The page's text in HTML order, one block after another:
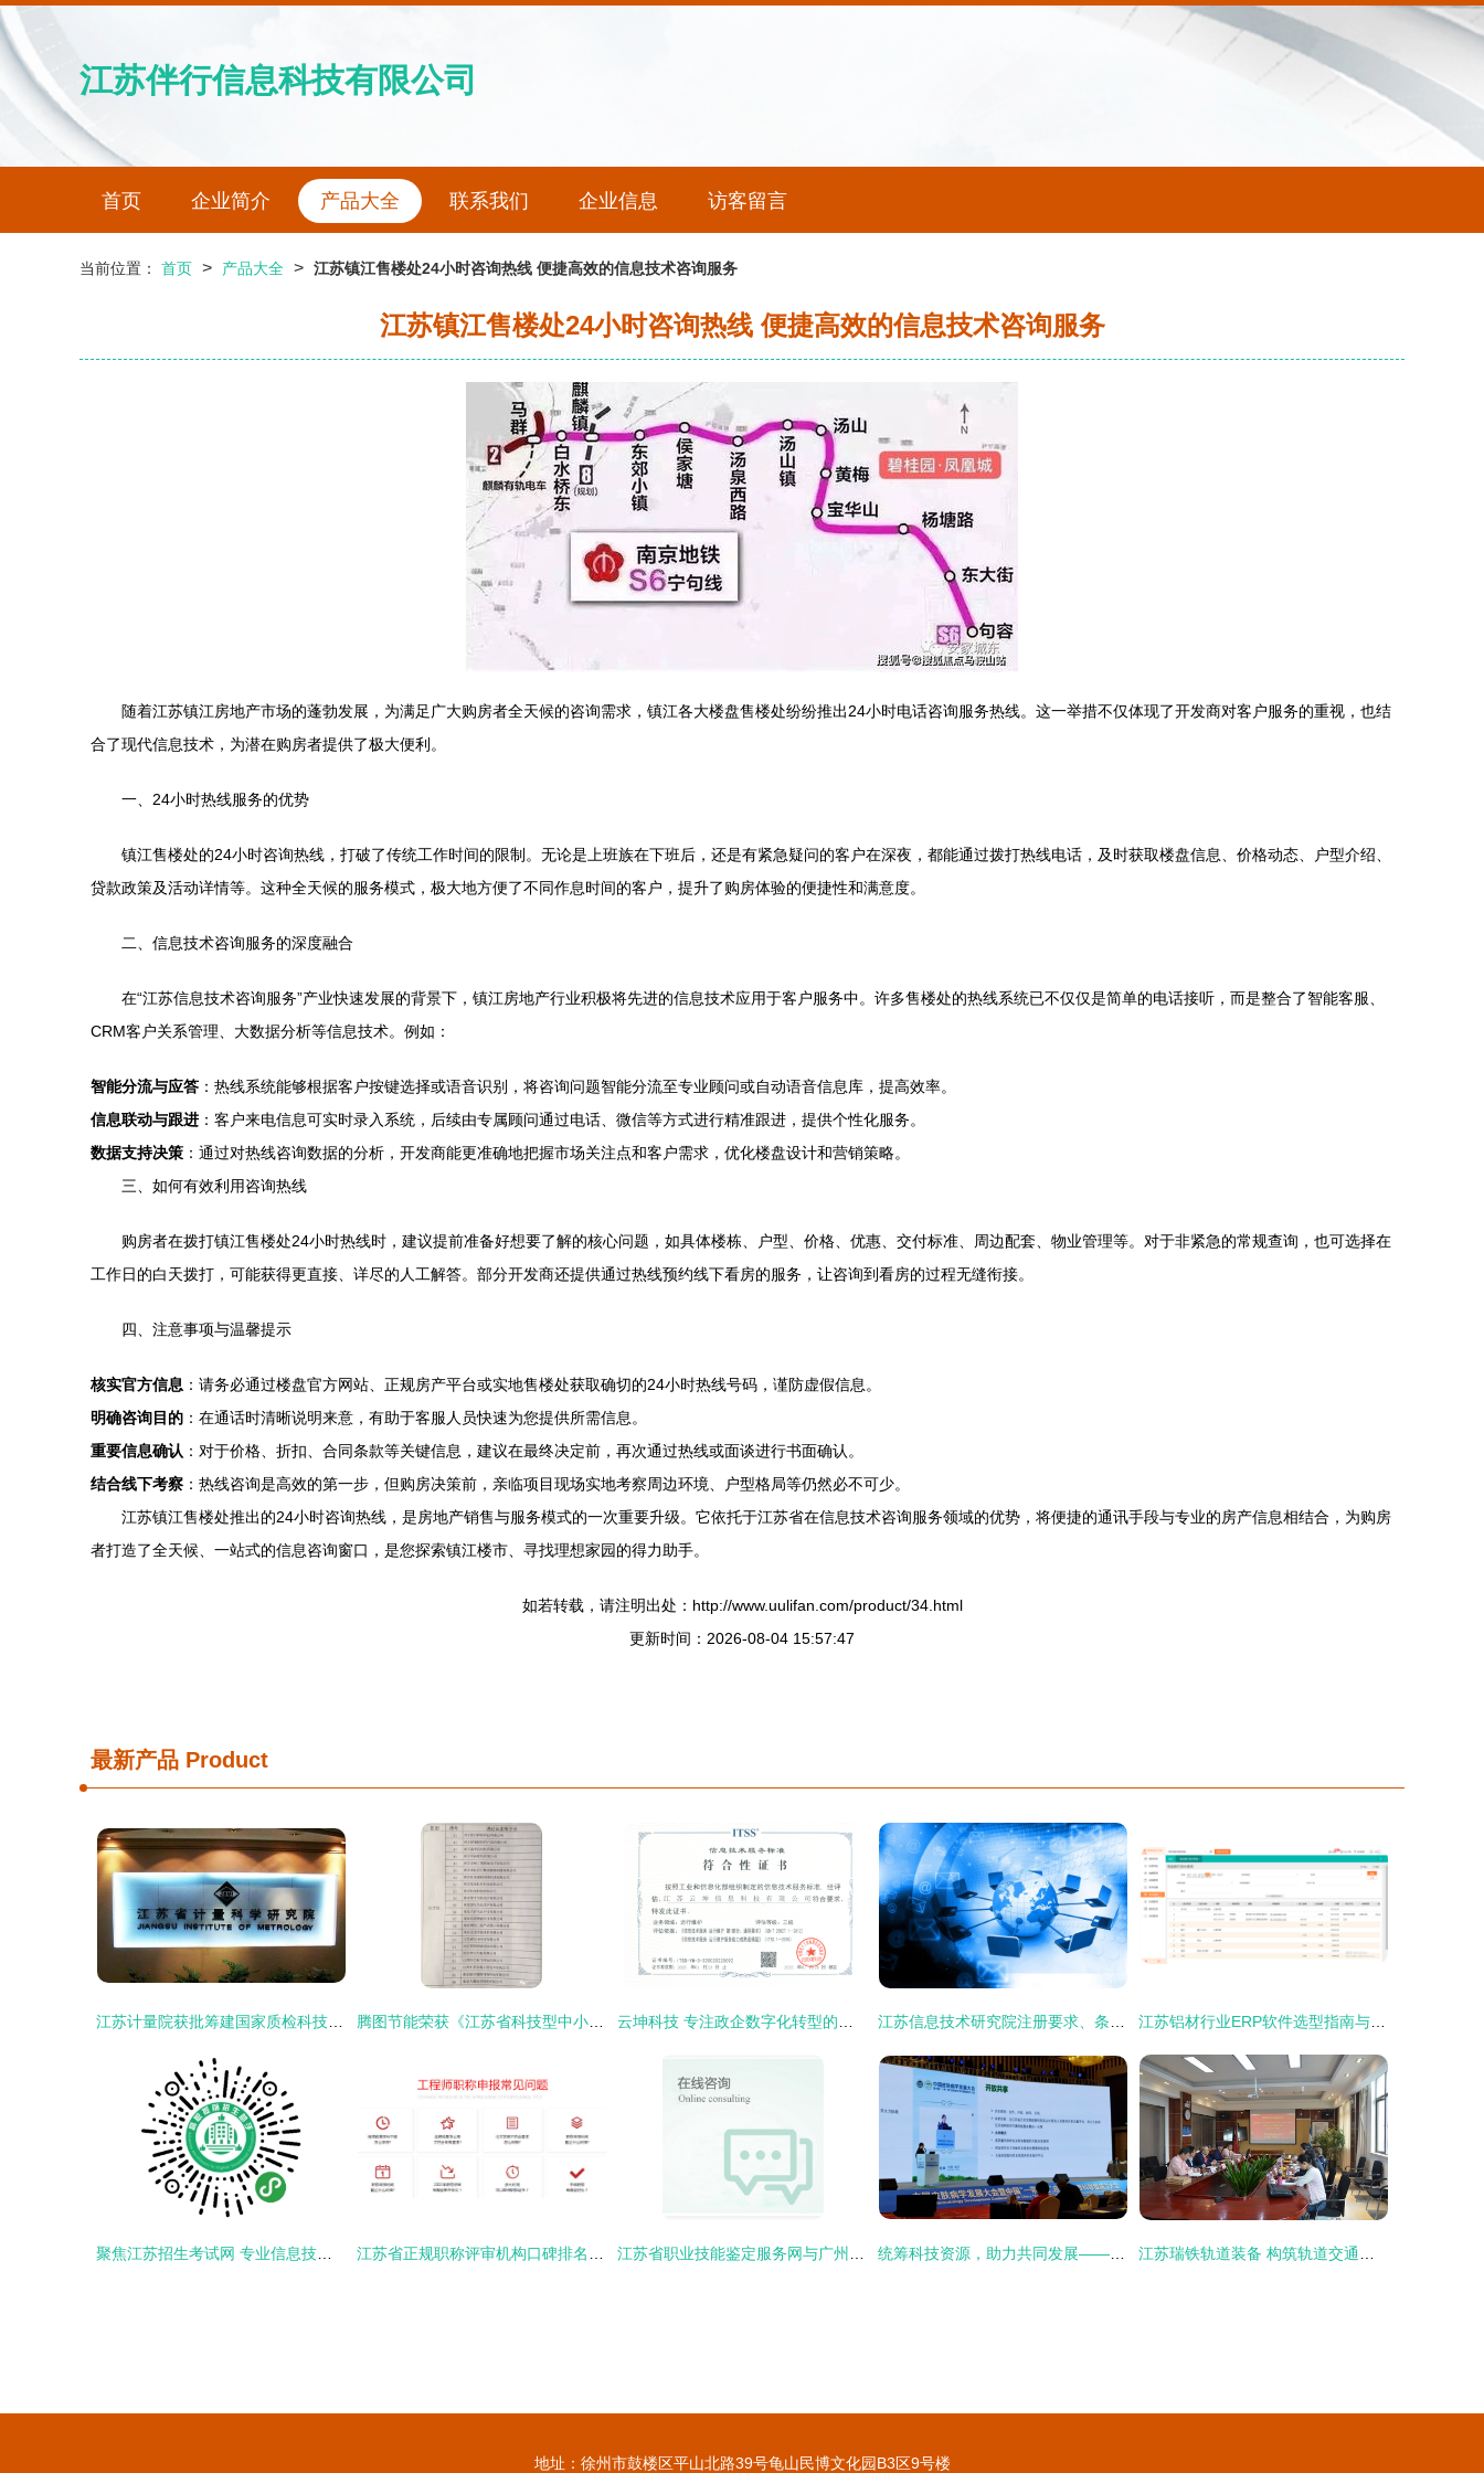
江苏伴行信息科技有限公司
首页 企业简介 产品大全 联系我们 企业信息 访客留言
当前位置： 首页 > 产品大全 > 江苏镇江售楼处24小时咨询热线 便捷高效的信息技术咨询服务
江苏镇江售楼处24小时咨询热线 便捷高效的信息技术咨询服务
随着江苏镇江房地产市场的蓬勃发展，为满足广大购房者全天候的咨询需求，镇江各大楼盘售楼处纷纷推出24小时电话咨询服务热线。这一举措不仅体现了开发商对客户服务的重视，也结
合了现代信息技术，为潜在购房者提供了极大便利。
一、24小时热线服务的优势
镇江售楼处的24小时咨询热线，打破了传统工作时间的限制。无论是上班族在下班后，还是有紧急疑问的客户在深夜，都能通过拨打热线电话，及时获取楼盘信息、价格动态、户型介绍、
贷款政策及活动详情等。这种全天候的服务模式，极大地方便了不同作息时间的客户，提升了购房体验的便捷性和满意度。
二、信息技术咨询服务的深度融合
在“江苏信息技术咨询服务”产业快速发展的背景下，镇江房地产行业积极将先进的信息技术应用于客户服务中。许多售楼处的热线系统已不仅仅是简单的电话接听，而是整合了智能客服、
CRM客户关系管理、大数据分析等信息技术。例如：
智能分流与应答 ：热线系统能够根据客户按键选择或语音识别，将咨询问题智能分流至专业顾问或自动语音信息库，提高效率。
信息联动与跟进 ：客户来电信息可实时录入系统，后续由专属顾问通过电话、微信等方式进行精准跟进，提供个性化服务。
数据支持决策 ：通过对热线咨询数据的分析，开发商能更准确地把握市场关注点和客户需求，优化楼盘设计和营销策略。
三、如何有效利用咨询热线
购房者在拨打镇江售楼处24小时热线时，建议提前准备好想要了解的核心问题，如具体楼栋、户型、价格、优惠、交付标准、周边配套、物业管理等。对于非紧急的常规查询，也可选择在
工作日的白天拨打，可能获得更直接、详尽的人工解答。部分开发商还提供通过热线预约线下看房的服务，让咨询到看房的过程无缝衔接。
四、注意事项与温馨提示
核实官方信息 ：请务必通过楼盘官方网站、正规房产平台或实地售楼处获取确切的24小时热线号码，谨防虚假信息。
明确咨询目的 ：在通话时清晰说明来意，有助于客服人员快速为您提供所需信息。
重要信息确认 ：对于价格、折扣、合同条款等关键信息，建议在最终决定前，再次通过热线或面谈进行书面确认。
结合线下考察 ：热线咨询是高效的第一步，但购房决策前，亲临项目现场实地考察周边环境、户型格局等仍然必不可少。
江苏镇江售楼处推出的24小时咨询热线，是房地产销售与服务模式的一次重要升级。它依托于江苏省在信息技术咨询服务领域的优势，将便捷的通讯手段与专业的房产信息相结合，为购房
者打造了全天候、一站式的信息咨询窗口，是您探索镇江楼市、寻找理想家园的得力助手。
如若转载，请注明出处：http://www.uulifan.com/product/34.html
更新时间：2026-08-04 15:57:47
最新产品 Product
地址：徐州市鼓楼区平山北路39号龟山民博文化园B3区9号楼